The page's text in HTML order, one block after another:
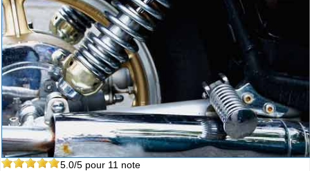
5.0/5 pour 11 note